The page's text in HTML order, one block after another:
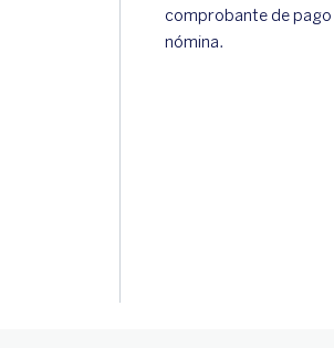
comprobante de pago
nómina.